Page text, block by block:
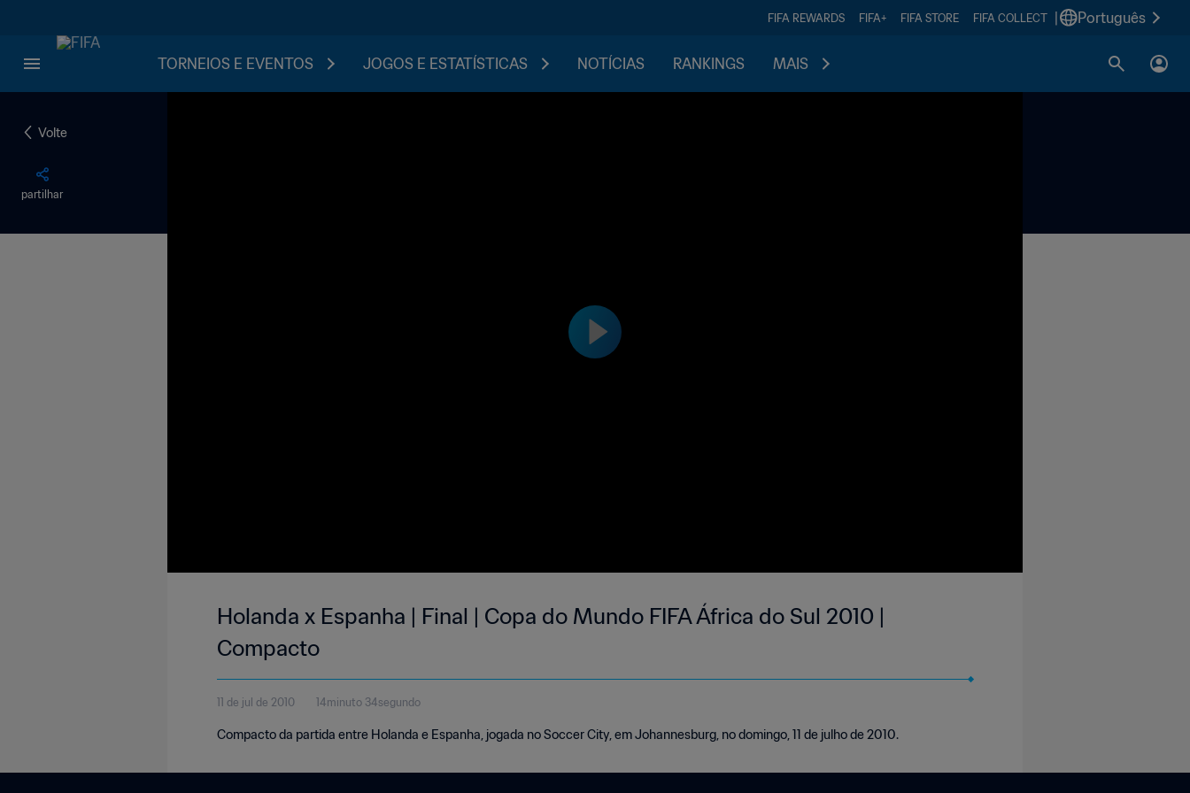
FIFA REWARDS FIFA+ FIFA STORE FIFA COLLECT Português
TORNEIOS E EVENTOS JOGOS E ESTATÍSTICAS NOTÍCIAS RANKINGS MAIS
Volte
partilhar
Holanda x Espanha | Final | Copa do Mundo FIFA África do Sul 2010 |
Compacto
11 de jul de 2010 14minuto 34segundo
Compacto da partida entre Holanda e Espanha, jogada no Soccer City, em Johannesburg, no domingo, 11 de julho de 2010.